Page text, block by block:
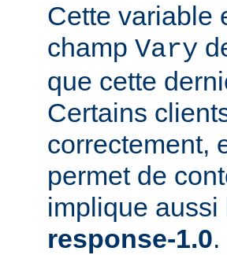
Cette variable
champ Vary
que cette
Certains
correctement,
permet de
implique
response-1.0.